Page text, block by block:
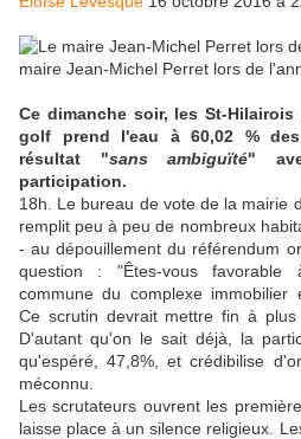
maire Jean-Michel Perret lors de
Ce dimanche soir, les St-
golf prend l'eau à 60,02 %
résultat "sans ambiguïté"
participation.
18h. Le bureau de vote de la mairie
remplit peu à peu de nombreux
- au dépouillement du référendum
question : "Êtes-vous favorable
commune du complexe immobilier
Ce scrutin devrait mettre fin à
D'autant qu'on le sait déjà, la
qu'espéré, 47,8%, et crédibilise
méconnu.
Les scrutateurs ouvrent les
laisse place à un silence religieux.